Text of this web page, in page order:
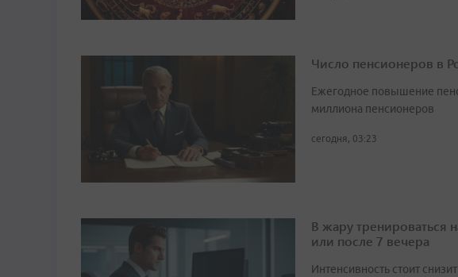
Число пенсионеров в
Ежегодное повышение
миллиона пенсионеров
сегодня, 03:23
В жару тренироваться
или после 7 вечера
Интенсивность стоит